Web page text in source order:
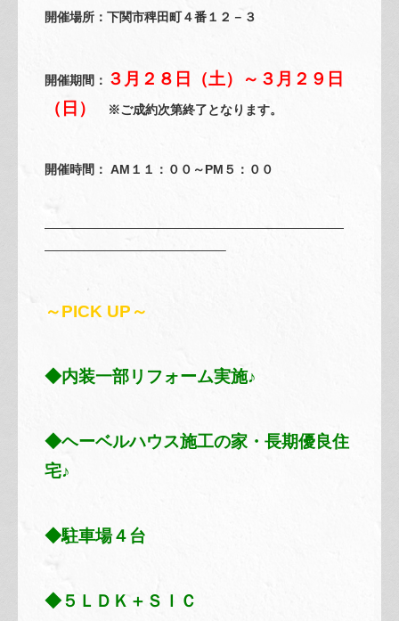
開催場所：下関市稗田町４番１２－３
開催期間： ３月２８日（土）～３月２９日
（日）
※ご成約次第終了となります。
開催時間： AM１１：００～PM５：００
————————————————————————
——————————————–
～PICK UP～
◆内装一部リフォーム実施♪
◆ヘーベルハウス施工の家・長期優良住
宅♪
◆駐車場４台
◆５ＬＤＫ＋ＳＩＣ